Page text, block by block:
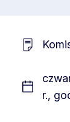
r.,